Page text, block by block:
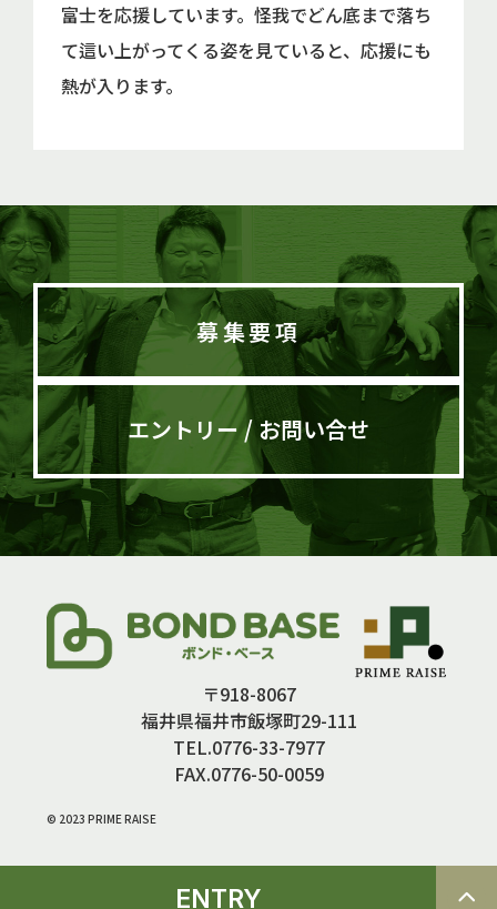
富士を応援しています。怪我でどん底まで落ち
て這い上がってくる姿を見ていると、応援にも
熱が入ります。
募集要項
エントリー / お問い合せ
〒918-8067
福井県福井市飯塚町29-111
TEL.0776-33-7977
FAX.0776-50-0059
© 2023 PRIME RAISE
ENTRY